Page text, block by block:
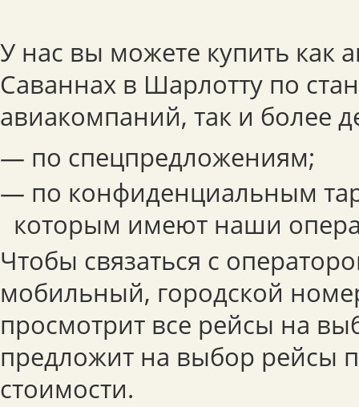
У нас вы можете купить как
Саваннах в Шарлотту по
авиакомпаний, так и более
— по спецпредложениям;
— по конфиденциальным
которым имеют наши
Чтобы связаться с
мобильный, городской
просмотрит все рейсы на
предложит на выбор рейсы
стоимости.